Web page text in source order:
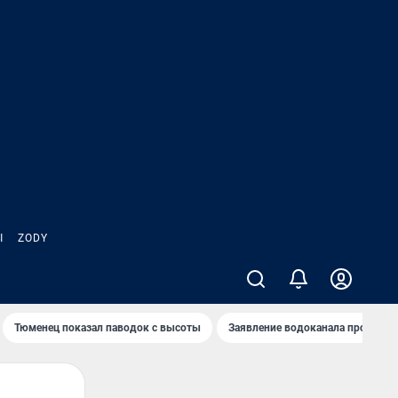
ZODY
Тюменец показал паводок с высоты Заявление водоканала про